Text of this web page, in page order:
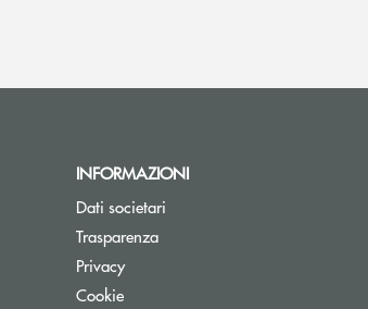
INFORMAZIONI
Dati societari
Trasparenza
Privacy
Cookie